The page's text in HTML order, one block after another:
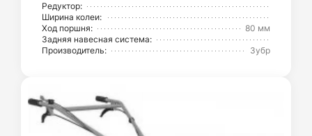
Редуктор:
Ширина колеи:
Ход поршня:
80 мм
Задняя навесная система:
Производитель:
Зубр